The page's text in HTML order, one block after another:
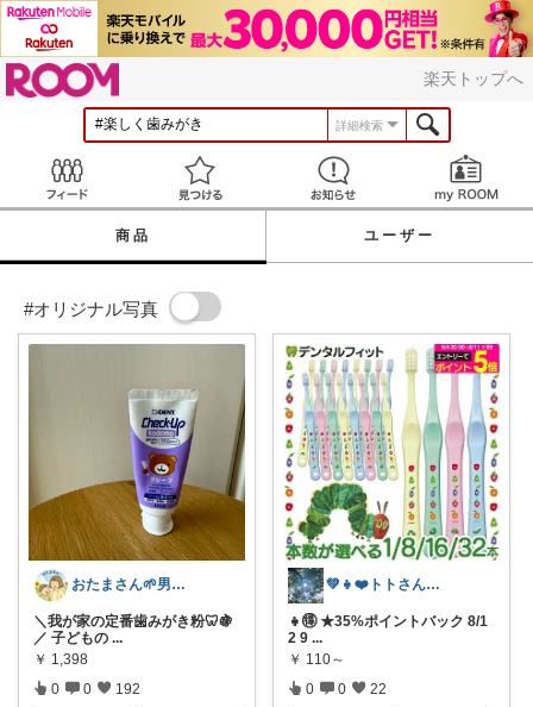
楽天トップへ
詳細検索
見つける お知らせ
商品 ユーザー
#オリジナル写真
おたまさん🌱男の子ママ
＼我が家の定番歯みがき粉🦷🍇
／ 子どもの ...
￥ 1,398
0 0 192
💚👧❤️トトさん 8月🥵
👧🉐 ★35%ポイントバック 8/1
2 9 ...
￥ 110～
0 0 22